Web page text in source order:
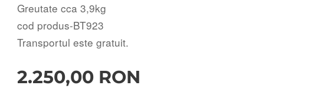
Greutate cca 3,9kg
cod produs-BT923
Transportul este gratuit.
2.250,00 RON